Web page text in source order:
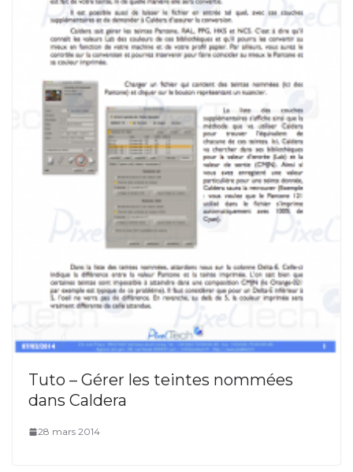
Tuto – Gérer les teintes nommées
dans Caldera
28 mars 2014